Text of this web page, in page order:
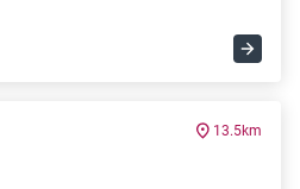
13.5km